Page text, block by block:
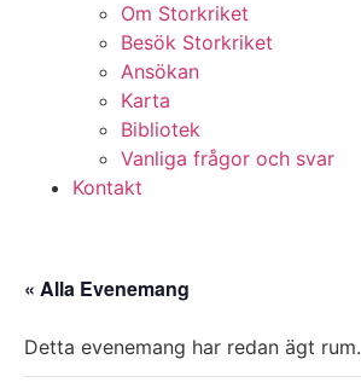
Om Storkriket
Besök Storkriket
Ansökan
Karta
Bibliotek
Vanliga frågor och svar
Kontakt
« Alla Evenemang
Detta evenemang har redan ägt rum.